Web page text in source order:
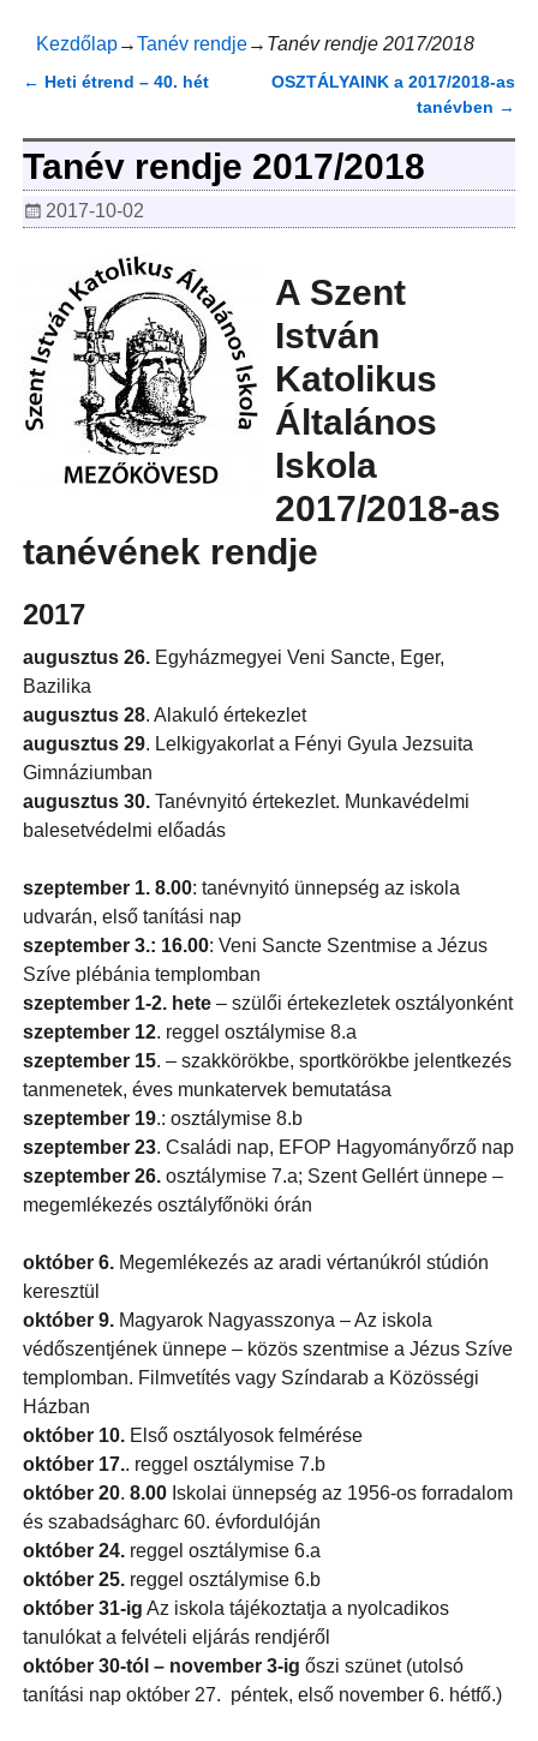
Kezdőlap→Tanév rendje→ Tanév rendje 2017/2018
← Heti étrend – 40. hét
OSZTÁLYAINK a 2017/2018-as
tanévben →
Tanév rendje 2017/2018
2017-10-02
A Szent
István
Katolikus
Általános
Iskola
2017/2018-as
tanévének rendje
2017
augusztus 26.Egyházmegyei Veni Sancte, Eger,
Bazilika
augusztus 28. Alakuló értekezlet
augusztus 29. Lelkigyakorlat a Fényi Gyula Jezsuita
Gimnáziumban
augusztus 30.Tanévnyitó értekezlet. Munkavédelmi
balesetvédelmi előadás
szeptember 1. 8.00: tanévnyitó ünnepség az iskola
udvarán, első tanítási nap
szeptember 3.: 16.00: Veni Sancte Szentmise a Jézus
Szíve plébánia templomban
szeptember 1-2. hete– szülői értekezletek osztályonként
szeptember 12. reggel osztálymise 8.a
szeptember 15. – szakkörökbe, sportkörökbe jelentkezés
tanmenetek, éves munkatervek bemutatása
szeptember 19.: osztálymise 8.b
szeptember 23. Családi nap, EFOP Hagyományőrző nap
szeptember 26.osztálymise 7.a; Szent Gellért ünnepe –
megemlékezés osztályfőnöki órán
október 6.Megemlékezés az aradi vértanúkról stúdión
keresztül
október 9.Magyarok Nagyasszonya – Az iskola
védőszentjének ünnepe – közös szentmise a Jézus Szíve
templomban. Filmvetítés vagy Színdarab a Közösségi
Házban
október 10.Első osztályosok felmérése
október 17.. reggel osztálymise 7.b
október 20. 8.00Iskolai ünnepség az 1956-os forradalom
és szabadságharc 60. évfordulóján
október 24.reggel osztálymise 6.a
október 25.reggel osztálymise 6.b
október 31-ig Az iskola tájékoztatja a nyolcadikos
tanulókat a felvételi eljárás rendjéről
október 30-tól – november 3-ig őszi szünet (utolsó
tanítási nap október 27. péntek, első november 6. hétfő.)